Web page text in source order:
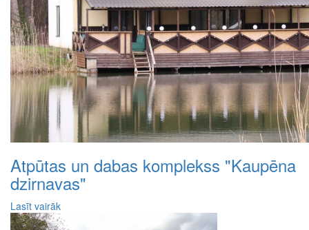
Atpūtas un dabas komplekss "Kaupēna
dzirnavas"
Lasīt vairāk